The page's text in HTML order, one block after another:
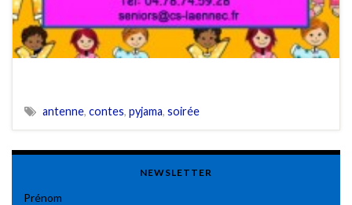
antenne, contes, pyjama, soirée
NEWSLETTER
Prénom